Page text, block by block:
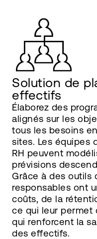
Solution de
effectifs
Élaborez des
alignés sur les
tous les besoins
sites. Les équipes
RH peuvent
prévisions
Grâce à des outils
responsables ont
coûts, de la
ce qui leur permet
qui renforcent la
des effectifs.